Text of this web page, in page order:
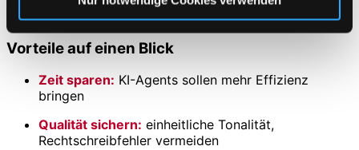
Vorteile auf einen Blick
Zeit sparen: KI-Agents sollen mehr Effizienz
bringen
Qualität sichern: einheitliche Tonalität,
Rechtschreibfehler vermeiden